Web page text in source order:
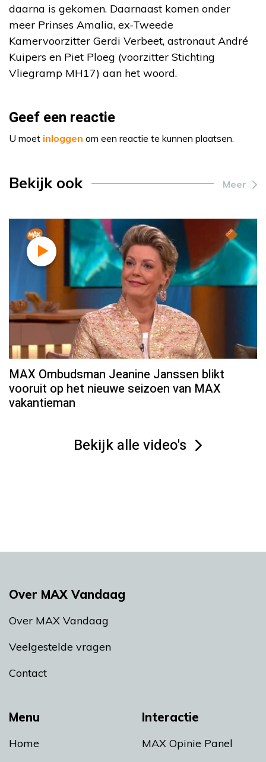
daarna is gekomen. Daarnaast komen onder
meer Prinses Amalia, ex-Tweede
Kamervoorzitter Gerdi Verbeet, astronaut André
Kuipers en Piet Ploeg (voorzitter Stichting
Vliegramp MH17) aan het woord.
Geef een reactie
U moet inloggen om een reactie te kunnen plaatsen.
Bekijk ook Meer
MAX Ombudsman Jeanine Janssen blikt
vooruit op het nieuwe seizoen van MAX
vakantieman
Bekijk alle video's
Menu
Home
Interactie
MAX Opinie Panel
Over MAX Vandaag
Over MAX Vandaag
Veelgestelde vragen
Contact